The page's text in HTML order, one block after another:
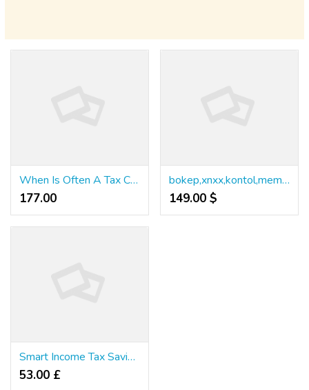
When Is Often A Tax Case Considered A Felony?
177.00 ₹
bokep,xnxx,kontol,memek,anjing,lanciao,cibai
149.00 $
Smart Income Tax Saving Tips
53.00 £